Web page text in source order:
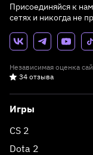
Присоединяйся к
сетях и никогда не
Независимая оценка
34 отзыва
Игры
CS 2
Dota 2